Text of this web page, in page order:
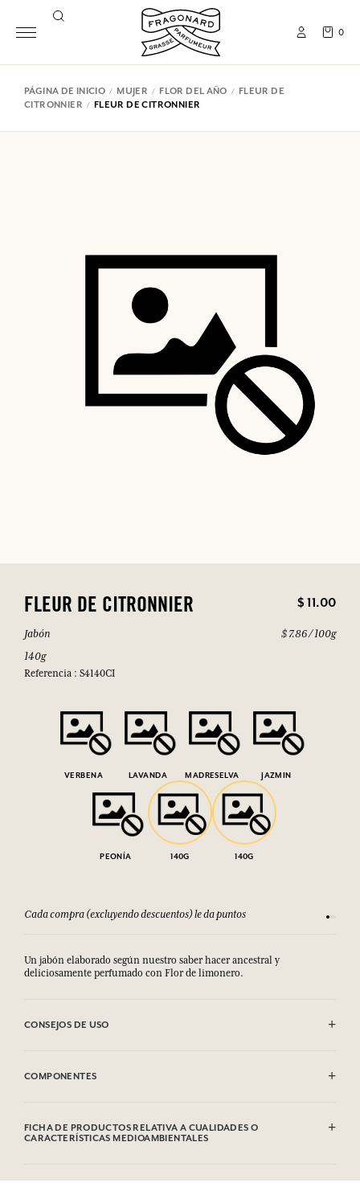
0
PÁGINA DE INICIO MUJER FLOR DEL AÑO
FLEUR DE
CITRONNIER
FLEUR DE CITRONNIER
FLEUR DE CITRONNIER $ 11.00
Jabón
140g
Referencia : S4140CI
$ 7.86 / 100g
VERBENA LAVANDA MADRESELVA JAZMIN
PEONÍA 140G 140G
Cada compra (excluyendo descuentos) le da puntos
Un jabón elaborado según nuestro saber hacer ancestral y
deliciosamente perfumado con Flor de limonero.
CONSEJOS DE USO
ojos, enjuagar abundantemente con agua.
COMPONENTES
(Fragrance), Glycerin, Sodium Thiosulfate, Palm Kernel Acid, Sodium
Chloride, Tetrasodium Etidronate, Limonene, Linalool, Citral, CI
FICHA DE PRODUCTOS RELATIVA A CUALIDADES O
CARACTERÍSTICAS MEDIOAMBIENTALES
Por favor, consulte las cualidades o características medioambientales